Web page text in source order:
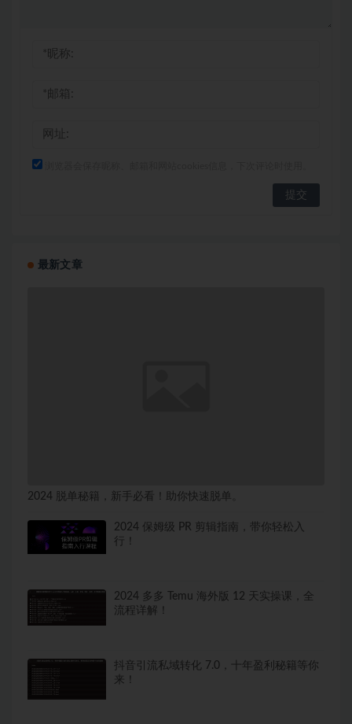
最新文章
2024 脱单秘籍，新手必看！助你快速脱单。
2024 保姆级 PR 剪辑指南，带你轻松入
行！
2024 多多 Temu 海外版 12 天实操课，全
流程详解！
抖音引流私域转化 7.0，十年盈利秘籍等你
来！